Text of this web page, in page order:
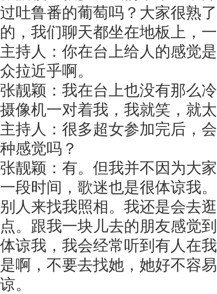
过吐鲁番的葡萄吗？大家很熟
的，我们聊天都坐在地板上，
主持人：你在台上给人的感觉
众拉近乎啊。
张靓颖：我在台上也没有那么
摄像机一对着我，我就笑，就
主持人：很多超女参加完后，
种感觉吗？
张靓颖：有。但我并不因为大
一段时间，歌迷也是很体谅我
别人来找我照相。我还是会去
点。跟我一块儿去的朋友感觉
体谅我，我会经常听到有人在
是啊，不要去找她，她好不容
谅。